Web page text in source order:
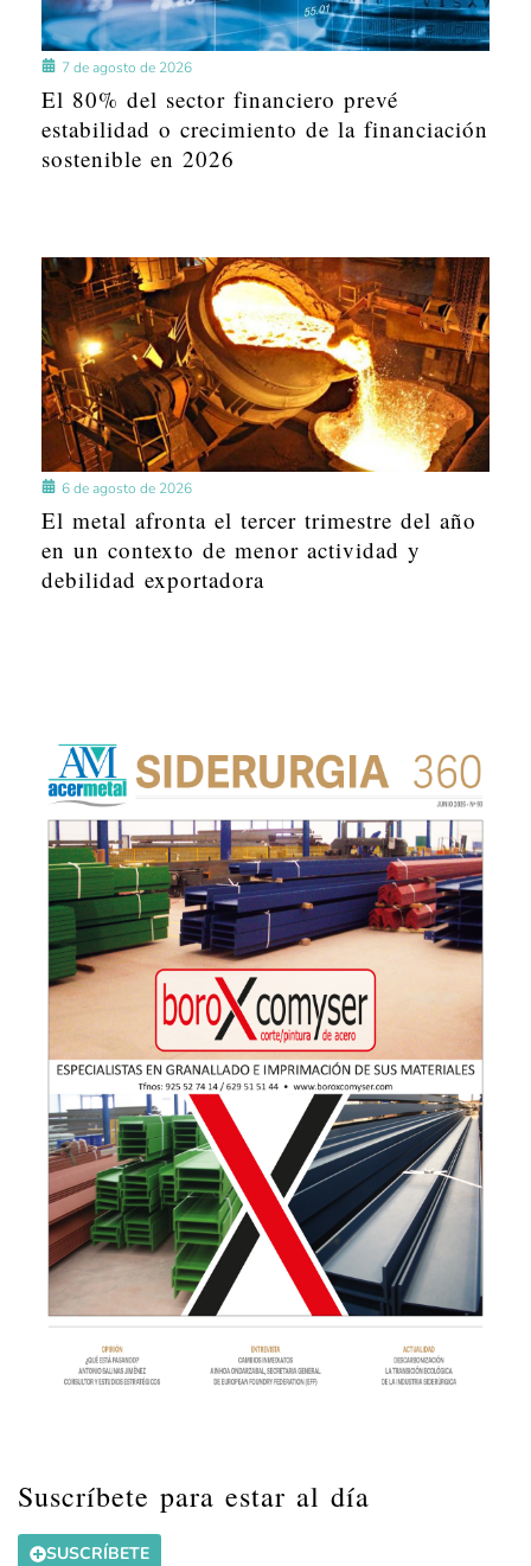
7 de agosto de 2026
El 80% del sector financiero prevé
estabilidad o crecimiento de la financiación
sostenible en 2026
6 de agosto de 2026
El metal afronta el tercer trimestre del año
en un contexto de menor actividad y
debilidad exportadora
Suscríbete para estar al día
SUSCRÍBETE